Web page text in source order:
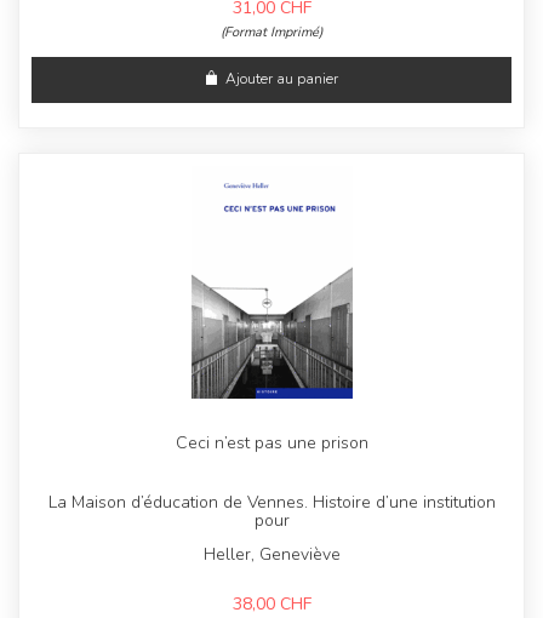
31,00 CHF
(Format Imprimé)
Ajouter au panier
Ceci n’est pas une prison
La Maison d’éducation de Vennes. Histoire d’une institution
pour
Heller, Geneviève
38,00 CHF